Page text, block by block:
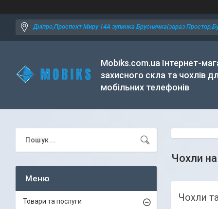
Дніпро,Проспект Миру 14А зупинка Брусничка(зараз
Mobiks.com.ua Інтернет-
захисного скла та чохлів
мобільних телефонів
Чохли
Чохли
Товари та послуги